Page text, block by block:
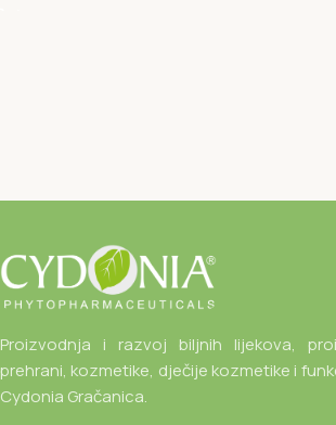
Proizvodnja i razvoj biljnih lijekova,
prehrani, kozmetike, dječije kozmetike i
Cydonia Gračanica.